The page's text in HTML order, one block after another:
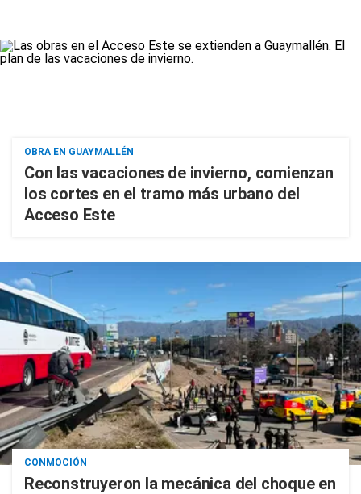
OBRA EN GUAYMALLÉN
Con las vacaciones de invierno, comienzan
los cortes en el tramo más urbano del
Acceso Este
CONMOCIÓN
Reconstruyeron la mecánica del choque en